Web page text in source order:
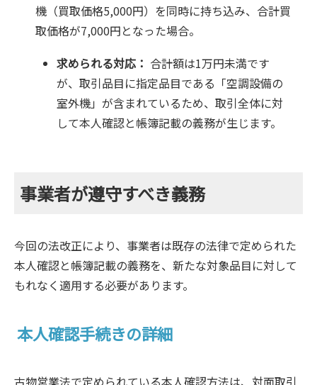
機（買取価格5,000円）を同時に持ち込み、合計買
取価格が7,000円となった場合。
求められる対応： 合計額は1万円未満です
が、取引品目に指定品目である「空調設備の
室外機」が含まれているため、取引全体に対
して本人確認と帳簿記載の義務が生じます。
事業者が遵守すべき義務
今回の法改正により、事業者は既存の法律で定められた
本人確認と帳簿記載の義務を、新たな対象品目に対して
もれなく適用する必要があります。
本人確認手続きの詳細
古物営業法で定められている本人確認方法は、対面取引